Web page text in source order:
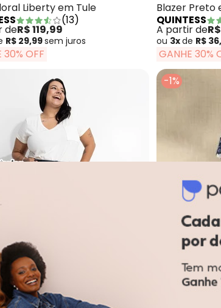
Liberty em Tule
(13)
deR$ 119,99
R$ 29,99sem juros
30% OFF
Blazer Preto
QUINTESS
A partir de
ou 3xde R$
GANHE 30%
Flor Branca em Relevo em Malha de
-1%